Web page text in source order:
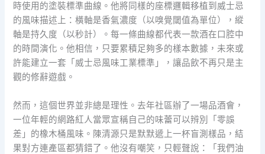
時使用的塗裝標準曲線。他將同樣的座標邏輯移植到威士忌
的風味描述上：橫軸是香氣濃度（以嗅覺閾值為單位），縱
軸是持久度（以秒計）。每一條曲線都代表一款酒在口腔中
的時間演化。他相信，只要累積足夠多的樣本數據，未來或
許能建立一套「威士忌風味工業標準」，讓品飲不再只是主
觀的修辭遊戲。
然而，這個世界並非總是理性。去年社區辦了一場品酒會，
一位年輕的網路紅人當眾宣稱自己的味蕾可以辨別「零誤
差」的橡木桶風味。陳清源只是默默遞上一杯盲測樣品，結
果對方連產區都猜錯了。他沒有嘲笑，只輕聲說：「我們油